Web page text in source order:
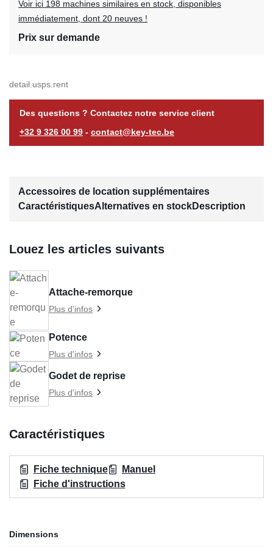
Voir ici 198 machines similaires en stock, disponibles
immédiatement, dont 20 neuves !
Prix sur demande
detail.usps.rent
Des questions ? Contactez notre service client
+32 9 326 00 99 - contact@key-tec.be
Accessoires de location supplémentaires
CaractéristiquesAlternatives en stockDescription
Louez les articles suivants
Attache-remorque
Plus d'infos
Potence
Plus d'infos
Godet de reprise
Plus d'infos
Caractéristiques
Fiche technique
Manuel
Fiche d'instructions
Dimensions